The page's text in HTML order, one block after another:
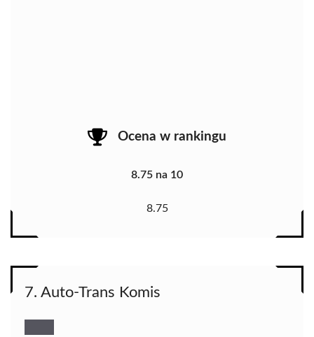
Ocena w rankingu
8.75 na 10
8.75
7. Auto-Trans Komis